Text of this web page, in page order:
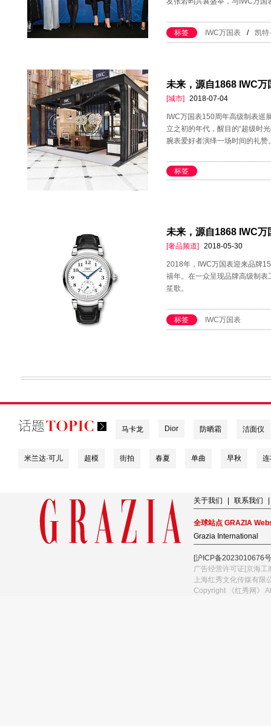
标签 IWC万国表 / 凯特
未来，源自1868 IWC
[城市] 2018-07-04
IWC万国表150周年高级制表巡
立之初的年代，醒目的“超级时
腕表爱好者演绎一场时间的礼赞
标签
未来，源自1868 IWC
[奢品频道] 2018-05-30
2018年，IWC万国表迎来品牌
禧年。在一众呈现品牌高级制
笙歌。
标签 IWC万国表
马卡龙 Dior 防晒霜 洁面仪
米兰达·可儿 超模 街拍 春夏 单曲 早秋
关于我们 联系我们
全球站点 GRAZIA
Grazia International
[沪ICP备2023010676
广告经营许可证[京海
上海红秀文化传媒有限
Copyright 《红秀网》